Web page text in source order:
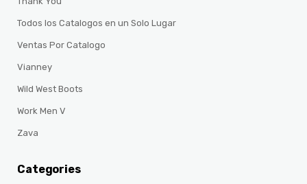
Todos los Catalogos en un Solo Lugar
Ventas Por Catalogo
Vianney
Wild West Boots
Work Men V
Zava
Categories